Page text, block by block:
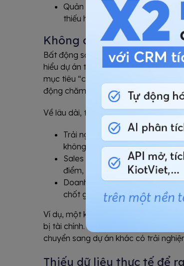
Quản lý nhóm khó đánh giá
thiếu hệ thống đo lường và báo
Không có chiến lược
Bất động sản là ngành có chu kỳ
hiểu dự án trước khi ký hợp đồng.
mục tiêu “chốt nhanh”, mà thiếu
động chăm sóc theo nhu cầu từng
Về lâu dài, tình trạng sẽ khiến:
Trải nghiệm khách hàng bị đứt
không được cập nhật thêm
Sales gửi sai thông tin căn hộ/
điểm, gây phiền toái.
Doanh nghiệp bỏ lỡ những
chốt giao dịch lớn trong tương
Ví dụ, một khách hàng đang tìm
bị tài chính. Nếu doanh nghiệp
chuyển sang dự án khác có trải
Thiếu dữ liệu thực tế để